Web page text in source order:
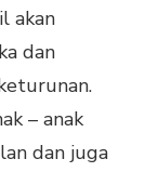
akan
dan
– anak
dan juga